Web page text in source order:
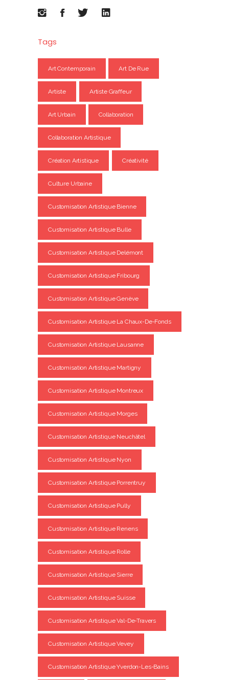
Tags
Art Contemporain Art De Rue
Artiste Artiste Graffeur
Art Urbain Collaboration
Collaboration Artistique
Création Artistique Créativité
Culture Urbaine
Customisation Artistique Bienne
Customisation Artistique Bulle
Customisation Artistique Delémont
Customisation Artistique Fribourg
Customisation Artistique Genève
Customisation Artistique La Chaux-De-Fonds
Customisation Artistique Lausanne
Customisation Artistique Martigny
Customisation Artistique Montreux
Customisation Artistique Morges
Customisation Artistique Neuchâtel
Customisation Artistique Nyon
Customisation Artistique Porrentruy
Customisation Artistique Pully
Customisation Artistique Renens
Customisation Artistique Rolle
Customisation Artistique Sierre
Customisation Artistique Suisse
Customisation Artistique Val-De-Travers
Customisation Artistique Vevey
Customisation Artistique Yverdon-Les-Bains